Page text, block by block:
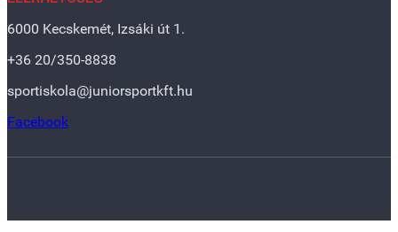
6000 Kecskemét, Izsáki út 1.
+36 20/350-8838
sportiskola@juniorsportkft.hu
Facebook